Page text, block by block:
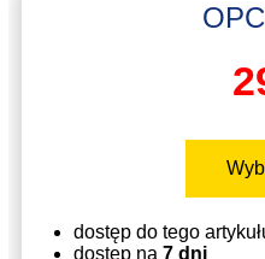
dostęp do tego
dostęp na 7 dni